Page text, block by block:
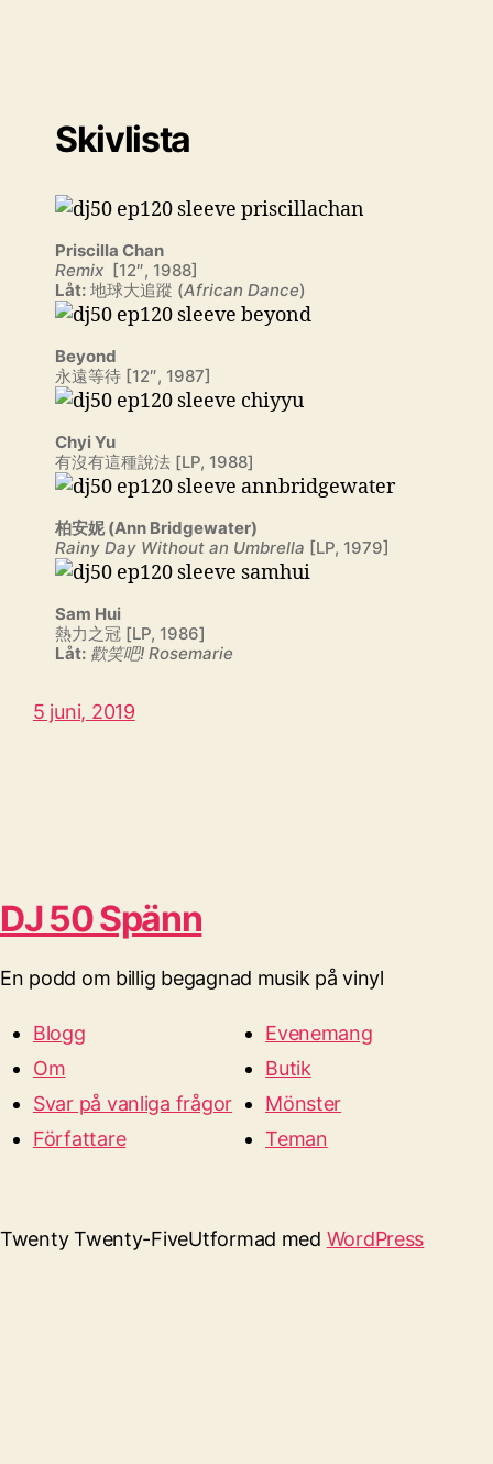
Skivlista
Priscilla Chan
Remix [12″, 1988]
Låt: 地球大追蹤 (African Dance)
Beyond
永遠等待 [12″, 1987]
Chyi Yu
有沒有這種說法 [LP, 1988]
柏安妮 (Ann Bridgewater)
Rainy Day Without an Umbrella [LP, 1979]
Sam Hui
熱力之冠 [LP, 1986]
Låt: 歡笑吧! Rosemarie
5 juni, 2019
DJ 50 Spänn
En podd om billig begagnad musik på vinyl
Blogg
Om
Svar på vanliga frågor
Författare
Evenemang
Butik
Mönster
Teman
Twenty Twenty-FiveUtformad med WordPress